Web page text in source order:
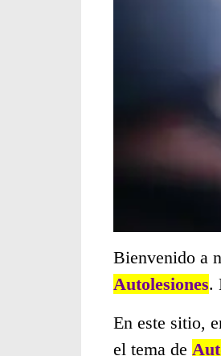
Bienvenido a
Autolesiones.
En este sitio,
el tema de